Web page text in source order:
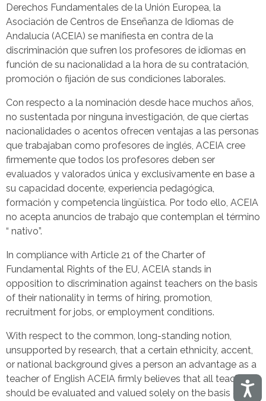
Derechos Fundamentales de la Unión Europea, la
Asociación de Centros de Enseñanza de Idiomas de
Andalucía (ACEIA) se manifiesta en contra de la
discriminación que sufren los profesores de idiomas en
función de su nacionalidad a la hora de su contratación,
promoción o fijación de sus condiciones laborales.
Con respecto a la nominación desde hace muchos años,
no sustentada por ninguna investigación, de que ciertas
nacionalidades o acentos ofrecen ventajas a las personas
que trabajaban como profesores de inglés, ACEIA cree
firmemente que todos los profesores deben ser
evaluados y valorados única y exclusivamente en base a
su capacidad docente, experiencia pedagógica,
formación y competencia lingüística. Por todo ello, ACEIA
no acepta anuncios de trabajo que contemplan el término
“ nativo”.
In compliance with Article 21 of the Charter of
Fundamental Rights of the EU, ACEIA stands in
opposition to discrimination against teachers on the basis
of their nationality in terms of hiring, promotion,
recruitment for jobs, or employment conditions.
With respect to the common, long-standing notion,
unsupported by research, that a certain ethnicity, accent,
or national background gives a person an advantage as a
teacher of English ACEIA firmly believes that all teachers
should be evaluated and valued solely on the basis of